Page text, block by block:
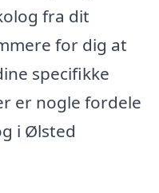
fra dit
for dig at
specifikke
er nogle fordele
i Ølsted